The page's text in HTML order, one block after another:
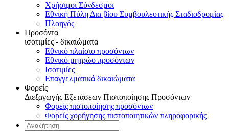
Χρήσιμοι Σύνδεσμοι
Εθνική Πύλη Δια βίου Συμβουλευτικής Σταδιοδρομίας
Πλοηγός
Προσόντα
ισοτιμίες - δικαιώματα
Εθνικό πλαίσιο προσόντων
Εθνικό μητρώο προσόντων
Ισοτιμίες
Επαγγελματικά δικαιώματα
Φορείς
Διεξαγωγής Εξετάσεων Πιστοποίησης Προσόντων
Φορείς πιστοποίησης προσόντων
Φορείς χορήγησης πιστοποιητικών πληροφορικής